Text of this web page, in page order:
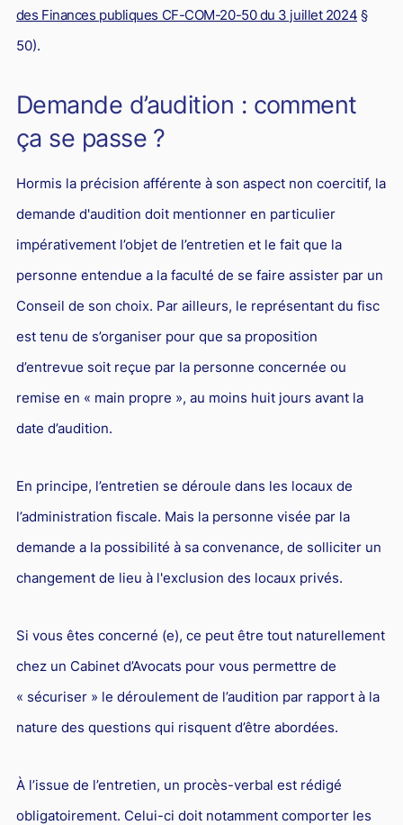
des Finances publiques CF-COM-20-50 du 3 juillet 2024 §
50).
Demande d’audition : comment
ça se passe ?
Hormis la précision afférente à son aspect non coercitif, la
demande d'audition doit mentionner en particulier
impérativement l’objet de l’entretien et le fait que la
personne entendue a la faculté de se faire assister par un
Conseil de son choix. Par ailleurs, le représentant du fisc
est tenu de s’organiser pour que sa proposition
d’entrevue soit reçue par la personne concernée ou
remise en « main propre », au moins huit jours avant la
date d’audition.
En principe, l’entretien se déroule dans les locaux de
l’administration fiscale. Mais la personne visée par la
demande a la possibilité à sa convenance, de solliciter un
changement de lieu à l'exclusion des locaux privés.
Si vous êtes concerné (e), ce peut être tout naturellement
chez un Cabinet d’Avocats pour vous permettre de
« sécuriser » le déroulement de l’audition par rapport à la
nature des questions qui risquent d’être abordées.
À l’issue de l’entretien, un procès-verbal est rédigé
obligatoirement. Celui-ci doit notamment comporter les